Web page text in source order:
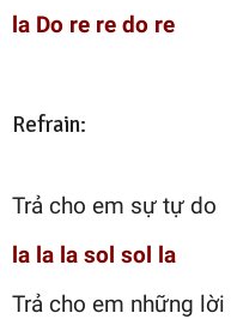
la Do re re do re
Refrain:
Trả cho em sự tự do
la la la sol sol la
Trả cho em những